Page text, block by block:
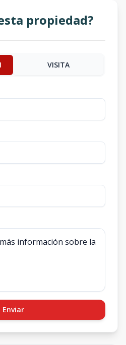
propiedad?
VISITA
Enviar